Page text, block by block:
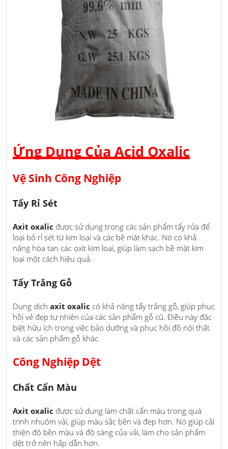
Ứng Dụng Của Acid Oxalic
Vệ Sinh Công Nghiệp
Tẩy Rỉ Sét
Axit oxalic được sử dụng trong các sản phẩm tẩy rửa để
loại bỏ rỉ sét từ kim loại và các bề mặt khác. Nó có khả
năng hòa tan các oxit kim loại, giúp làm sạch bề mặt kim
loại một cách hiệu quả.
Tẩy Trắng Gỗ
Dung dịch axit oxalic có khả năng tẩy trắng gỗ, giúp phục
hồi vẻ đẹp tự nhiên của các sản phẩm gỗ cũ. Điều này đặc
biệt hữu ích trong việc bảo dưỡng và phục hồi đồ nội thất
và các sản phẩm gỗ khác.
Công Nghiệp Dệt
Chất Cẩn Màu
Axit oxalic được sử dụng làm chất cẩn màu trong quá
trình nhuộm vải, giúp màu sắc bền và đẹp hơn. Nó giúp cải
thiện độ bền màu và độ sáng của vải, làm cho sản phẩm
dệt trở nên hấp dẫn hơn.